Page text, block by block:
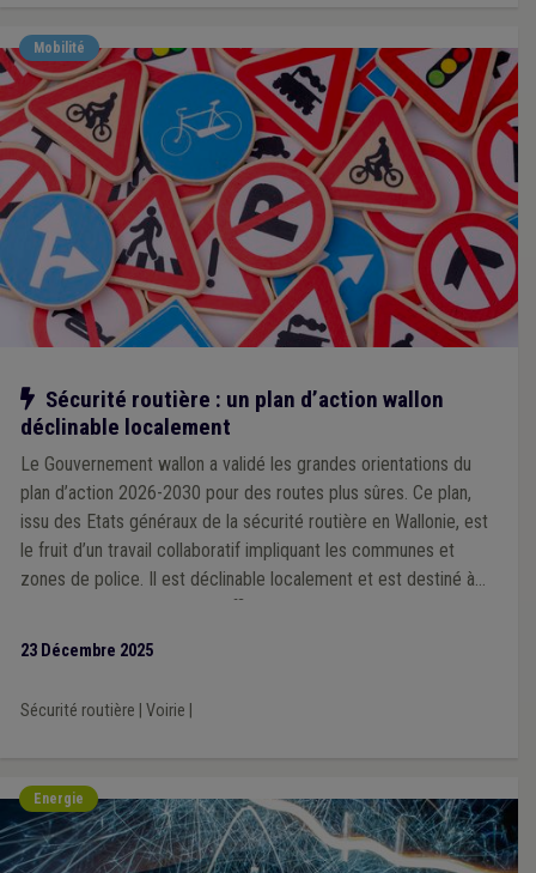
Mobilité
Notre action
Sécurité routière : un plan d’action wallon
déclinable localement
Le Gouvernement wallon a validé les grandes orientations du
plan d’action 2026-2030 pour des routes plus sûres. Ce plan,
issu des Etats généraux de la sécurité routière en Wallonie, est
le fruit d’un travail collaboratif impliquant les communes et
zones de police. Il est déclinable localement et est destiné à
23 Décembre 2025
Sécurité routière Voirie
Energie